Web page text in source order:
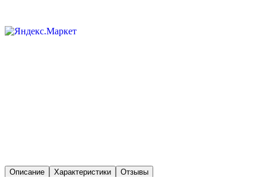
Описание Характеристики Отзывы